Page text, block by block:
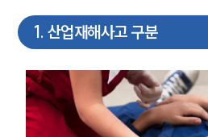
1. 산업재해사고 구분